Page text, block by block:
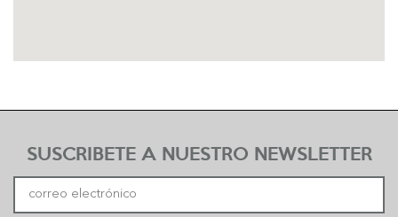
SUSCRIBETE A NUESTRO NEWSLETTER